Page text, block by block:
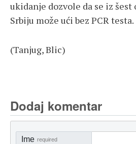
ukidanje dozvole da se iz
Srbiju može ući bez PCR testa.
(Tanjug, Blic)
Dodaj komentar
Ime required